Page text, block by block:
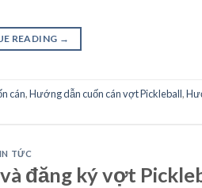
READING →
cán,Hướng dẫn cuốn cán vợt Pickleball,
TỨC
đăng ký vợt